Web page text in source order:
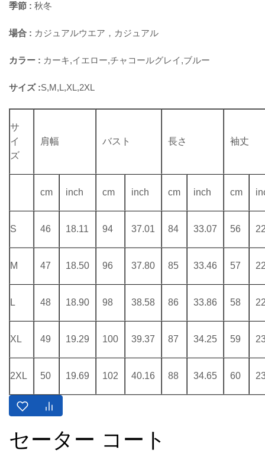
季節 : 秋冬
場合 : カジュアルウエア，カジュアル
カラー : カーキ,イエロー,チャコールグレイ,ブルー
サイズ :S,M,L,XL,2XL
サ
イ
ズ
肩幅 バスト 長さ 袖丈
cm inch cm inch cm inch cm
S 46 18.11 94 37.01 84 33.07 56
M 47 18.50 96 37.80 85 33.46 57
L 48 18.90 98 38.58 86 33.86 58
XL 49 19.29 100 39.37 87 34.25 59
2XL 50 19.69 102 40.16 88 34.65 60
セーター コート